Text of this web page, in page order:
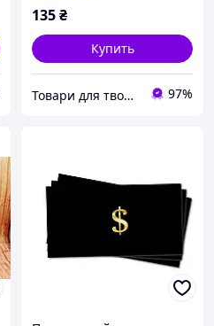
135₴
Купить
Товари для творчості та скрапбукінгу "Shine art" 97%